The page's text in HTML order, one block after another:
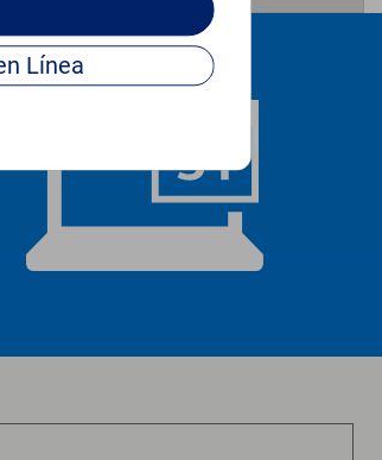
Continúe para entrar en la Banca en Línea